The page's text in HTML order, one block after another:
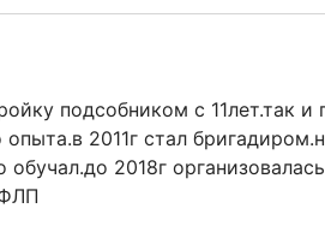
подсобником с 11лет.так и
опыта.в 2011г стал
2018г